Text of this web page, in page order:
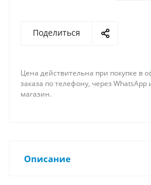
Поделиться
Цена действительна при покупке в
заказа по телефону, через
магазин.
Описание